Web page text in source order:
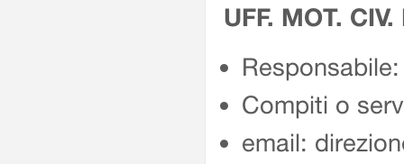
UFF. MOT.
Compiti o
email: